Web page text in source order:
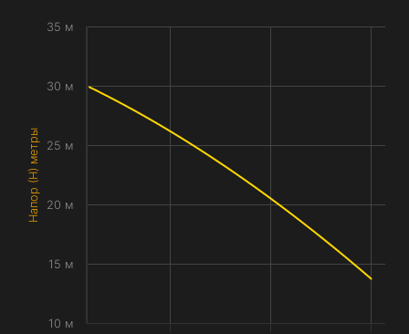
Напор (H) метры
10 м
15 м
20 м
25 м
30 м
35 м